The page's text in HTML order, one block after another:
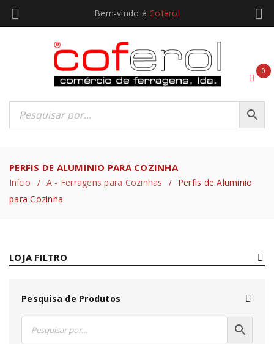
Bem-vindo à Coferol
0
PERFIS DE ALUMINIO PARA COZINHA
Início / A - Ferragens para Cozinhas /
Perfis de Aluminio
para Cozinha
LOJA FILTRO
Pesquisa de Produtos